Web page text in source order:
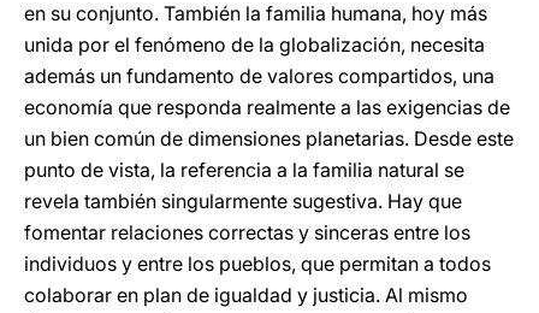
en su conjunto. También la familia humana, hoy más
unida por el fenómeno de la globalización, necesita
además un fundamento de valores compartidos, una
economía que responda realmente a las exigencias de
un bien común de dimensiones planetarias. Desde este
punto de vista, la referencia a la familia natural se
revela también singularmente sugestiva. Hay que
fomentar relaciones correctas y sinceras entre los
individuos y entre los pueblos, que permitan a todos
colaborar en plan de igualdad y justicia. Al mismo